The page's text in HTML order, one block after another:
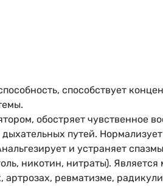
способствует
обостряет чувственное
путей.
и устраняет
никотин, нитраты).
ревматизме,